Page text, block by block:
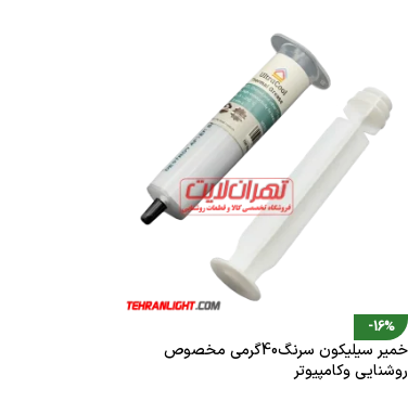
-16%
خمیر سیلیکون سرنگ40گرمی مخصوص
روشنایی وکامپیوتر